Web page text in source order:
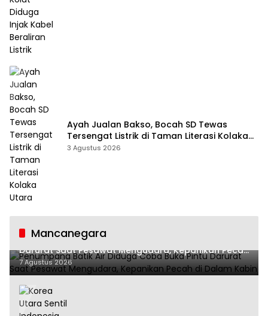
Ayah Jualan Bakso, Bocah SD Tewas
Tersengat Listrik di Taman Literasi Kolaka
Utara
3 Agustus 2026
Mancanegara
Penumpang Batik Air Diduga Coba Buka Pintu
Darurat Saat Pesawat Mengudara, Kepanikan Pecah
di Dalam Kabin
7 Agustus 2026